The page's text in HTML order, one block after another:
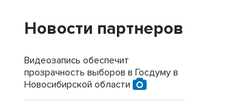
Новости партнеров
Видеозапись обеспечит
прозрачность выборов в Госдуму в
Новосибирской области